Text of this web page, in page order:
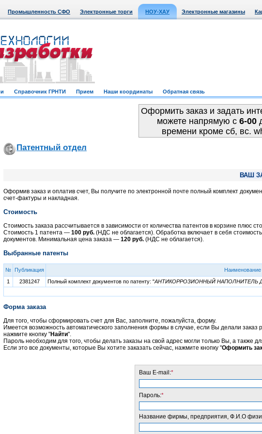
Промышленность СФО Электронные торги НОУ-ХАУ Электронные магазины
Справочник ГРНТИ Прием Наши координаты Обратная связь
Оформить заказ и задать
можете напрямую c 6-00
времени кроме сб, вс.
Патентный отдел
ВАШ
Оформив заказ и оплатив счет, Вы получите по электронной почте полный комплект
счет-фактуры и накладная.
Стоимость
Стоимость заказа рассчитывается в зависимости от количества патентов в корзине плюс
Стоимость 1 патента — 100 руб. (НДС не облагается). Обработка включает в себя
документов. Минимальная цена заказа — 120 руб. (НДС не облагается).
Выбранные патенты
№ Публикация Наименование
1
2381247 Полный комплект документов по патенту: "АНТИКОРРОЗИОННЫЙ НАПОЛНИТЕЛЬ
Форма заказа
Для того, чтобы сформировать счет для Вас, заполните, пожалуйста, форму.
Имеется возможность автоматического заполнения формы в случае, если Вы делали
нажмите кнопку "Найти".
Пароль необходим для того, чтобы делать заказы на свой адрес могли только Вы, а также
Если это все документы, которые Вы хотите заказать сейчас, нажмите кнопку "Оформить
Ваш E-mail:*
Пароль:*
Название фирмы, предприятия, Ф.И.О